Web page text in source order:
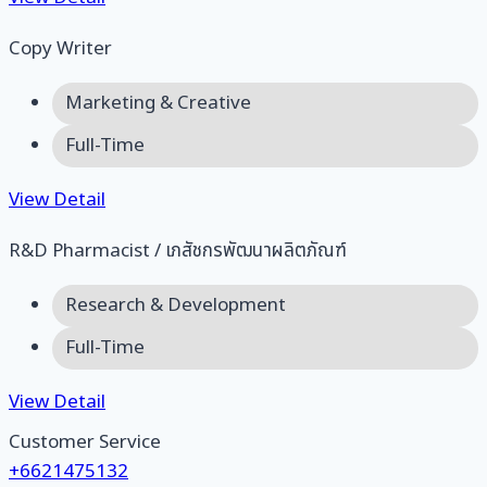
Copy Writer
Marketing & Creative
Full-Time
View Detail
R&D Pharmacist / เภสัชกรพัฒนาผลิตภัณฑ์
Research & Development
Full-Time
View Detail
Customer Service
+6621475132